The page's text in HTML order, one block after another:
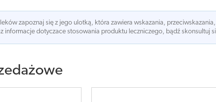
zapoznaj się z jego ulotką, która zawiera wskazania,
informacje dotyczace stosowania produktu leczniczego, bądź skonsultuj